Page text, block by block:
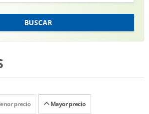
BUSCAR
precio Mayor precio